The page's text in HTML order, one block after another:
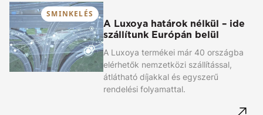
SMINKELÉS
A Luxoya határok nélkül – ide
szállítunk Európán belül
A Luxoya termékei már 40 országba
elérhetők nemzetközi szállítással,
átlátható díjakkal és egyszerű
rendelési folyamattal.